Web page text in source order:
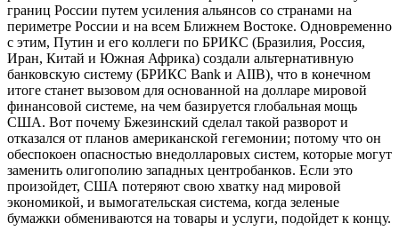
границ России путем усиления альянсов со странами на
периметре России и на всем Ближнем Востоке. Одновременно
с этим, Путин и его коллеги по БРИКС (Бразилия, Россия,
Иран, Китай и Южная Африка) создали альтернативную
банковскую систему (БРИКС Bank и AIIB), что в конечном
итоге станет вызовом для основанной на долларе мировой
финансовой системе, на чем базируется глобальная мощь
США. Вот почему Бжезинский сделал такой разворот и
отказался от планов американской гегемонии; потому что он
обеспокоен опасностью внедолларовых систем, которые могут
заменить олигополию западных центробанков. Если это
произойдет, США потеряют свою хватку над мировой
экономикой, и вымогательская система, когда зеленые
бумажки обмениваются на товары и услуги, подойдет к концу.